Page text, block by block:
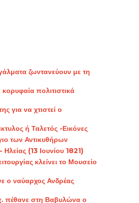
ζωντανεύουν με τη
πολιτιστικά
για να χτιστεί ο
ή Ταλετός -Εικόνες
των Αντικυθήρων
(13 Ιουνίου 1821)
κλείνει το Μουσείο
ο ναύαρχος Ανδρέας
πέθανε στη Βαβυλώνα ο